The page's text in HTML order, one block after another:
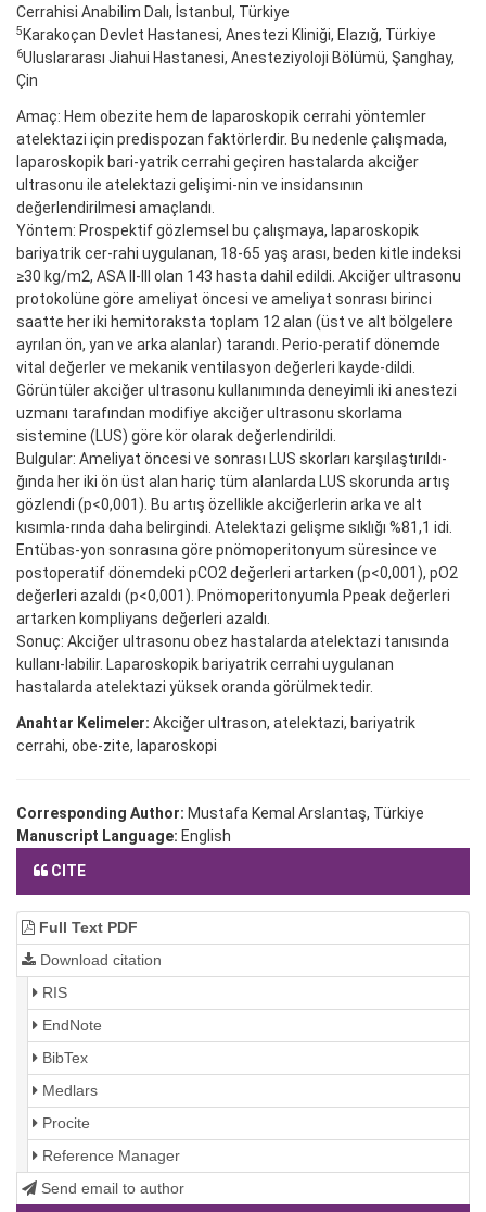
Cerrahisi Anabilim Dalı, İstanbul, Türkiye
5 Karakoçan Devlet Hastanesi, Anestezi Kliniği, Elazığ, Türkiye
6Uluslararası Jiahui Hastanesi, Anesteziyoloji Bölümü, Şanghay,
Çin
Amaç: Hem obezite hem de laparoskopik cerrahi yöntemler
atelektazi için predispozan faktörlerdir. Bu nedenle çalışmada,
laparoskopik bari-yatrik cerrahi geçiren hastalarda akciğer
ultrasonu ile atelektazi gelişimi-nin ve insidansının
değerlendirilmesi amaçlandı.
Yöntem: Prospektif gözlemsel bu çalışmaya, laparoskopik
bariyatrik cer-rahi uygulanan, 18-65 yaş arası, beden kitle indeksi
≥30 kg/m2, ASA II-III olan 143 hasta dahil edildi. Akciğer ultrasonu
protokolüne göre ameliyat öncesi ve ameliyat sonrası birinci
saatte her iki hemitoraksta toplam 12 alan (üst ve alt bölgelere
ayrılan ön, yan ve arka alanlar) tarandı. Perio-peratif dönemde
vital değerler ve mekanik ventilasyon değerleri kayde-dildi.
Görüntüler akciğer ultrasonu kullanımında deneyimli iki anestezi
uzmanı tarafından modifiye akciğer ultrasonu skorlama
sistemine (LUS) göre kör olarak değerlendirildi.
Bulgular: Ameliyat öncesi ve sonrası LUS skorları karşılaştırıldı-
ğında her iki ön üst alan hariç tüm alanlarda LUS skorunda artış
gözlendi (p<0,001). Bu artış özellikle akciğerlerin arka ve alt
kısımla-rında daha belirgindi. Atelektazi gelişme sıklığı %81,1 idi.
Entübas-yon sonrasına göre pnömoperitonyum süresince ve
postoperatif dönemdeki pCO2 değerleri artarken (p<0,001), pO2
değerleri azaldı (p<0,001). Pnömoperitonyumla Ppeak değerleri
artarken kompliyans değerleri azaldı.
Sonuç: Akciğer ultrasonu obez hastalarda atelektazi tanısında
kullanı-labilir. Laparoskopik bariyatrik cerrahi uygulanan
hastalarda atelektazi yüksek oranda görülmektedir.
Anahtar Kelimeler: Akciğer ultrason, atelektazi, bariyatrik
cerrahi, obe-zite, laparoskopi
Corresponding Author: Mustafa Kemal Arslantaş, Türkiye
Manuscript Language: English
CITE
Full Text PDF
Download citation
RIS
EndNote
BibTex
Medlars
Procite
Reference Manager
Send email to author